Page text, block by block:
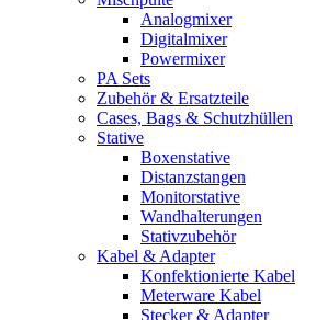
Analogmixer
Digitalmixer
Powermixer
PA Sets
Zubehör & Ersatzteile
Cases, Bags & Schutzhüllen
Stative
Boxenstative
Distanzstangen
Monitorstative
Wandhalterungen
Stativzubehör
Kabel & Adapter
Konfektionierte Kabel
Meterware Kabel
Stecker & Adapter